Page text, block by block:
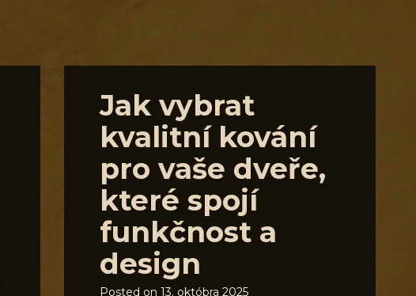
Jak vybrat
kvalitní kování
pro vaše dveře,
které spojí
funkčnost a
design
Posted on 13. októbra 2025